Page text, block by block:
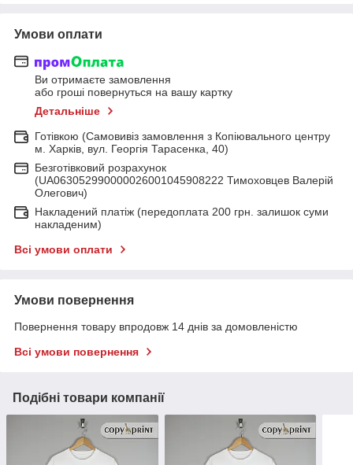
Умови оплати
Ви отримаєте замовлення
або гроші повернуться на вашу картку
Детальніше
Готівкою (Самовивіз замовлення з Копіювального центру
м. Харків, вул. Георгія Тарасенка, 40)
Безготівковий розрахунок
(UA063052990000026001045908222 Тимоховцев Валерій
Олегович)
Накладений платіж (передоплата 200 грн. залишок суми
накладеним)
Всі умови оплати
Умови повернення
Повернення товару впродовж 14 днів за домовленістю
Всі умови повернення
Подібні товари компанії